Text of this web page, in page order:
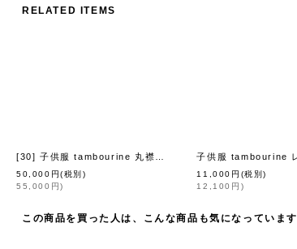
RELATED ITEMS
50,000 円(税別)
55,000 円)
11,000 円 (税別)
12,100 円 )
この商品を買った人は、こんな商品も気になっています